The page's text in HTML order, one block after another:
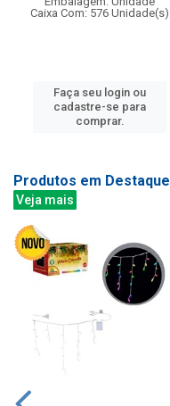
Caixa Com: 576 Unidade(s)
Faça seu login ou
cadastre-se para
comprar.
Produtos em Destaque
Veja mais